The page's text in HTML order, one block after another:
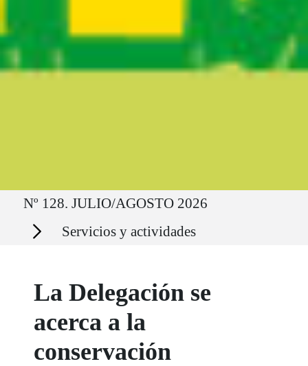
Ruta del sitio
Nº 128. JULIO/AGOSTO 2026
Secciones Servicios y actividades
La Delegación se
acerca a la
conservación